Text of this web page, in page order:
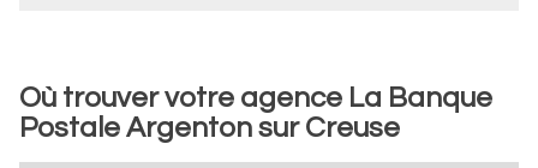
Où trouver votre agence La Banque
Postale Argenton sur Creuse